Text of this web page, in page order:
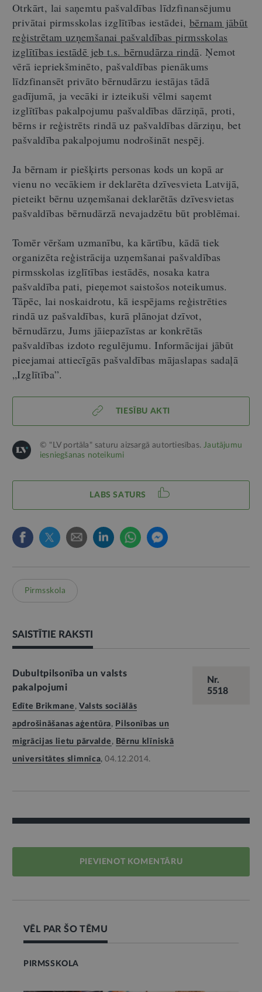
Otrkārt, lai saņemtu pašvaldības līdzfinansējumu
privātai pirmsskolas izglītības iestādei, bērnam jābūt
reģistrētam uzņemšanai pašvaldības pirmsskolas
izglītības iestādē jeb t.s. bērnudārza rindā. Ņemot
vērā iepriekšminēto, pašvaldības pienākums
līdzfinansēt privāto bērnudārzu iestājas tādā
gadījumā, ja vecāki ir izteikuši vēlmi saņemt
izglītības pakalpojumu pašvaldības dārziņā, proti,
bērns ir reģistrēts rindā uz pašvaldības dārziņu, bet
pašvaldība pakalpojumu nodrošināt nespēj.
Ja bērnam ir piešķirts personas kods un kopā ar
vienu no vecākiem ir deklarēta dzīvesvieta Latvijā,
pieteikt bērnu uzņemšanai deklarētās dzīvesvietas
pašvaldības bērnudārzā nevajadzētu būt problēmai.
Tomēr vēršam uzmanību, ka kārtību, kādā tiek
organizēta reģistrācija uzņemšanai pašvaldības
pirmsskolas izglītības iestādēs, nosaka katra
pašvaldība pati, pieņemot saistošos noteikumus.
Tāpēc, lai noskaidrotu, kā iespējams reģistrēties
rindā uz pašvaldības, kurā plānojat dzīvot,
bērnudārzu, Jums jāiepazīstas ar konkrētās
pašvaldības izdoto regulējumu. Informācijai jābūt
pieejamai attiecīgās pašvaldības mājaslapas sadaļā
„Izglītība”.
TIESĪBU AKTI
© "LV portāla" saturu aizsargā autortiesības.Jautājumu
iesniegšanas noteikumi
LABS SATURS
Pirmsskola
SAISTĪTIE RAKSTI
Dubultpilsonība un valsts
pakalpojumi
Edīte Brikmane , Valsts sociālās
apdrošināšanas aģentūra, Pilsonības un
migrācijas lietu pārvalde , Bērnu klīniskā
universitātes slimnīca,04.12.2014.
Nr.
5518
PIEVIENOT KOMENTĀRU
VĒL PAR ŠO TĒMU
PIRMSSKOLA